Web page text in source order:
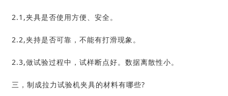
2.1,夹具是否使用方便、安全。
2.2,夹持是否可靠，不能有打滑现象。
2.3,做试验过程中，试样断点好。数据离散性小。
三，制成拉力试验机夹具的材料有哪些?